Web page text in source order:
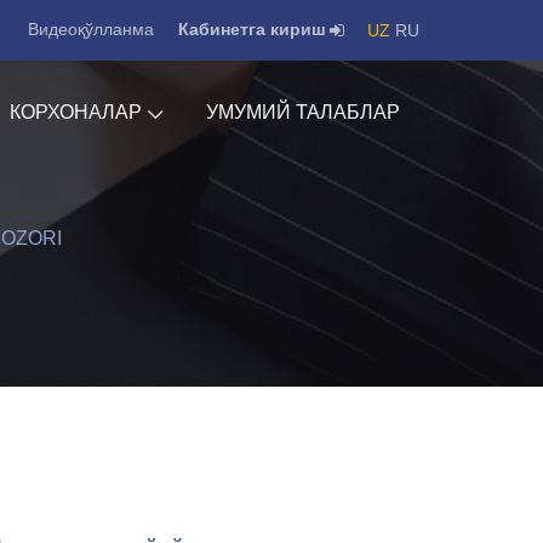
Видеоқўлланма Кабинетга кириш UZ RU
КОРХОНАЛАР УМУМИЙ ТАЛАБЛАР